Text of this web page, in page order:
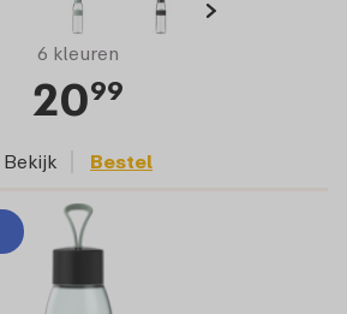
6 kleuren
2099
Bekijk Bestel